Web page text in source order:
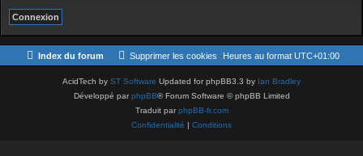
Index du forum Heures au format UTC+01:00
Supprimer les cookies
AcidTech by ST Software Updated for phpBB3.3 by Ian Bradley
Développé parphpBB® Forum Software © phpBB Limited
Traduit parphpBB-fr.com
Confidentialité | Conditions